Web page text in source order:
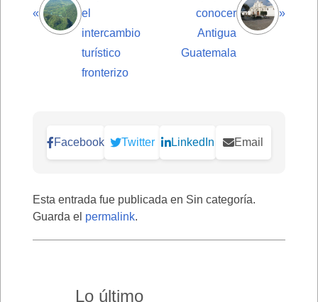
«
el
intercambio
turístico
fronterizo
conocer
Antigua
Guatemala
»
Facebook Twitter LinkedIn Email
Esta entrada fue publicada en Sin categoría.
Guarda el permalink.
Lo último